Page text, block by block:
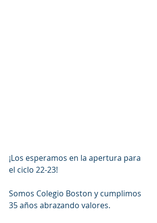
¡Los esperamos en la apertura para
el ciclo 22-23!
Somos Colegio Boston y cumplimos
35 años abrazando valores.